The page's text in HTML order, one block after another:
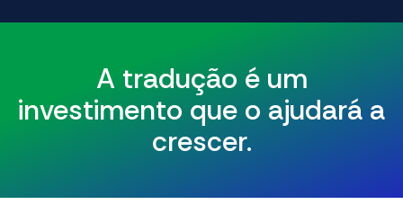
A tradução é um
investimento que o ajudará a
crescer.